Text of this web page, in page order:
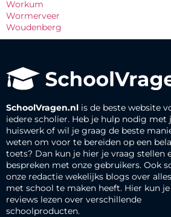
Workum
Wormerveer
Woudenberg
SchoolVragen.nl is de beste website
iedere scholier. Heb je hulp nodig met
huiswerk of wil je graag de beste
weten om voor te bereiden op een
toets? Dan kun je hier je vraag stellen
bespreken met onze gebruikers. Ook
onze redactie wekelijks blogs over
met school te maken heeft. Hier kun
reviews lezen over verschillende
schoolproducten.